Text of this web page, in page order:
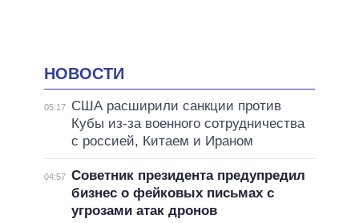
НОВОСТИ
05:17
США расширили санкции против
Кубы из-за военного сотрудничества
с россией, Китаем и Ираном
04:57 Советник президента предупредил
бизнес о фейковых письмах с
угрозами атак дронов